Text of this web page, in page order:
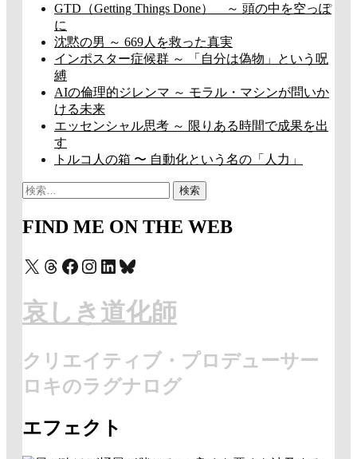
GTD（Getting Things Done） ～ 頭の中を空っぽ
に
沈黙の男 ～ 669人を救った真実
インポスター症候群 ～ 「自分は偽物」という呪
縛
AIの倫理的ジレンマ ～ モラル・マシンが問いか
ける未来
エッセンシャル思考 ～ 限りある時間で成果を出
す
トルコ人の箱 〜 自動化という名の「人力」
検
FIND ME ON THE WEB
X Threads
Facebook
Instagram
LinkedIn
Bluesky
哀しき道化師
クリエイティブ・プロデューサー
ロキのラグナログ
エフェクト